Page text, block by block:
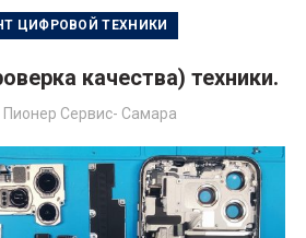
ЦИФРОВОЙ ТЕХНИКИ
качества) техники.
Пионер Сервис- Самара